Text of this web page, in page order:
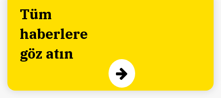
Tüm
haberlere
göz atın